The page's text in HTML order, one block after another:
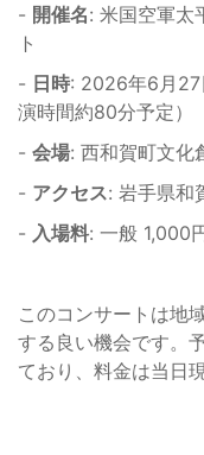
- 開催名: 米国空軍太
ト
- 日時: 2026年6月27
演時間約80分予定）
- 会場: 西和賀町文化
- アクセス: 岩手県和
- 入場料: 一般 1,000
このコンサートは地
する良い機会です。
ており、料金は当日